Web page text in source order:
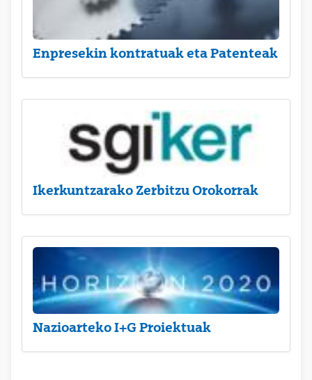
Enpresekin kontratuak eta Patenteak
Ikerkuntzarako Zerbitzu Orokorrak
Nazioarteko I+G Proiektuak